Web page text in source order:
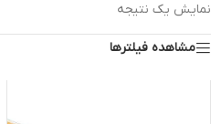
نمایش یک نتیجه
مشاهده فیلترها